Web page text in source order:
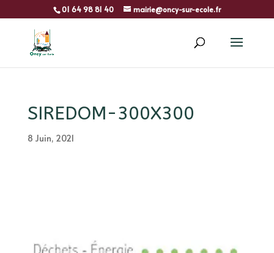
01 64 98 81 40 mairie@oncy-sur-ecole.fr
SIREDOM-300X300
8 Juin, 2021